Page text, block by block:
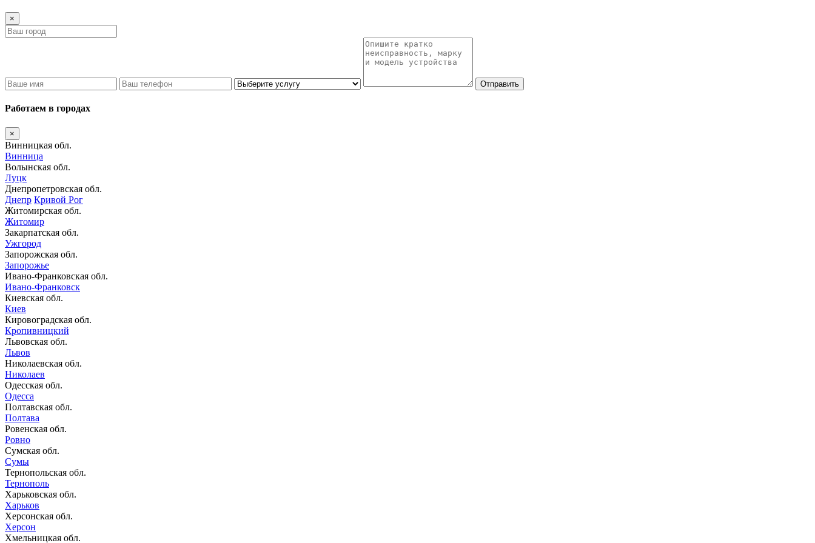
×
Отправить
Работаем в городах
×
Винницкая обл.
Винница
Волынская обл.
Луцк
Днепропетровская обл.
Днепр Кривой Рог
Житомирская обл.
Житомир
Закарпатская обл.
Ужгород
Запорожская обл.
Запорожье
Ивано-Франковская обл.
Ивано-Франковск
Киевская обл.
Киев
Кировоградская обл.
Кропивницкий
Львовская обл.
Львов
Николаевская обл.
Николаев
Одесская обл.
Одесса
Полтавская обл.
Полтава
Ровенская обл.
Ровно
Сумская обл.
Сумы
Тернопольская обл.
Тернополь
Харьковская обл.
Харьков
Херсонская обл.
Херсон
Хмельницкая обл.